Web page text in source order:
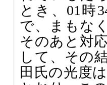
とき、01時
で、まもな
そのあと対
して、その
田氏の光度